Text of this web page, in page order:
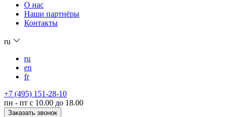
О нас
Наши партнёры
Контакты
ru
ru
en
fr
+7 (495) 151-28-10
пн - пт с 10.00 до 18.00
Заказать звонок